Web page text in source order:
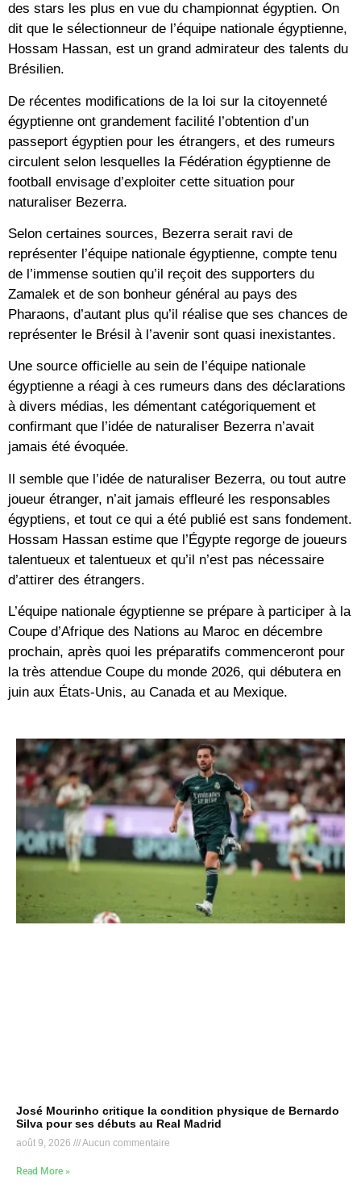
des stars les plus en vue du championnat égyptien. On
dit que le sélectionneur de l’équipe nationale égyptienne,
Hossam Hassan, est un grand admirateur des talents du
Brésilien.
De récentes modifications de la loi sur la citoyenneté
égyptienne ont grandement facilité l’obtention d’un
passeport égyptien pour les étrangers, et des rumeurs
circulent selon lesquelles la Fédération égyptienne de
football envisage d’exploiter cette situation pour
naturaliser Bezerra.
Selon certaines sources, Bezerra serait ravi de
représenter l’équipe nationale égyptienne, compte tenu
de l’immense soutien qu’il reçoit des supporters du
Zamalek et de son bonheur général au pays des
Pharaons, d’autant plus qu’il réalise que ses chances de
représenter le Brésil à l’avenir sont quasi inexistantes.
Une source officielle au sein de l’équipe nationale
égyptienne a réagi à ces rumeurs dans des déclarations
à divers médias, les démentant catégoriquement et
confirmant que l’idée de naturaliser Bezerra n’avait
jamais été évoquée.
Il semble que l’idée de naturaliser Bezerra, ou tout autre
joueur étranger, n’ait jamais effleuré les responsables
égyptiens, et tout ce qui a été publié est sans fondement.
Hossam Hassan estime que l’Égypte regorge de joueurs
talentueux et talentueux et qu’il n’est pas nécessaire
d’attirer des étrangers.
L’équipe nationale égyptienne se prépare à participer à la
Coupe d’Afrique des Nations au Maroc en décembre
prochain, après quoi les préparatifs commenceront pour
la très attendue Coupe du monde 2026, qui débutera en
juin aux États-Unis, au Canada et au Mexique.
José Mourinho critique la condition physique de Bernardo
Silva pour ses débuts au Real Madrid
août 9, 2026 Aucun commentaire
Read More »